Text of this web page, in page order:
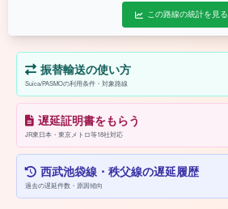
この路線の統計を見る
振替輸送の使い方
Suica/PASMOの利用条件・対象路線
遅延証明書をもらう
JR東日本・東京メトロ等18社対応
西武池袋線・秩父線の遅延履歴
過去の遅延件数・原因傾向